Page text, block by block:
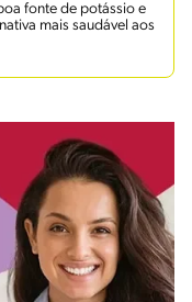
fonte de potássio e
mais saudável aos